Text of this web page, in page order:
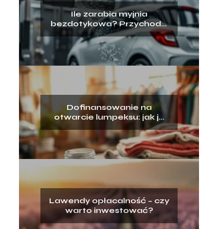
Ile zarabia myjnia
bezdotykowa? Przychody,
koszty, opłacalność
Dofinansowanie na
otwarcie lumpeksu: jak je
Lawendy opłacalność – czy
warto inwestować?